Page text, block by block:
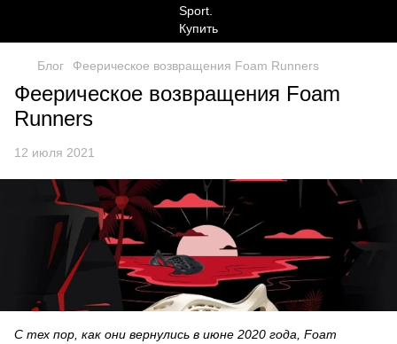
Блог Феерическое возвращения Foam Runners
Феерическое возвращения Foam
Runners
12 июля 2021
С тех пор, как они вернулись в июне 2020 года, Foam